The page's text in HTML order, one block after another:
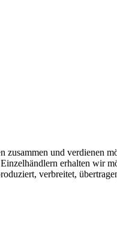
und verdienen
erhalten wir
verbreitet,